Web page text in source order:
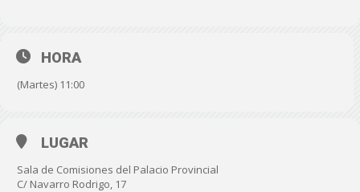
HORA
(Martes) 11:00
LUGAR
Sala de Comisiones del Palacio Provincial
C/ Navarro Rodrigo, 17